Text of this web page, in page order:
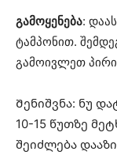
გამოყენება:
ტამპონით.
გამოივლეთ
Შენიშვნა: ნუ
10-15 წუთზე
შეიძლება